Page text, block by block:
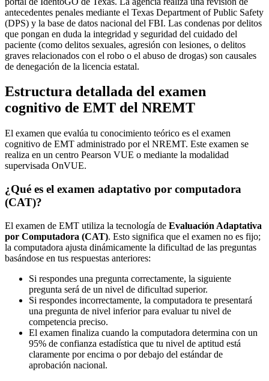
antecedentes penales mediante el Texas Department of Public Safety
(DPS) y la base de datos nacional del FBI. Las condenas por delitos
que pongan en duda la integridad y seguridad del cuidado del
paciente (como delitos sexuales, agresión con lesiones, o delitos
graves relacionados con el robo o el abuso de drogas) son causales
de denegación de la licencia estatal.
Estructura detallada del examen
cognitivo de EMT del NREMT
El examen que evalúa tu conocimiento teórico es el examen
cognitivo de EMT administrado por el NREMT. Este examen se
realiza en un centro Pearson VUE o mediante la modalidad
supervisada OnVUE.
¿Qué es el examen adaptativo por computadora
(CAT)?
El examen de EMT utiliza la tecnología de Evaluación Adaptativa
por Computadora (CAT). Esto significa que el examen no es fijo;
la computadora ajusta dinámicamente la dificultad de las preguntas
basándose en tus respuestas anteriores:
Si respondes una pregunta correctamente, la siguiente
pregunta será de un nivel de dificultad superior.
Si respondes incorrectamente, la computadora te presentará
una pregunta de nivel inferior para evaluar tu nivel de
competencia preciso.
El examen finaliza cuando la computadora determina con un
95% de confianza estadística que tu nivel de aptitud está
claramente por encima o por debajo del estándar de
aprobación nacional.